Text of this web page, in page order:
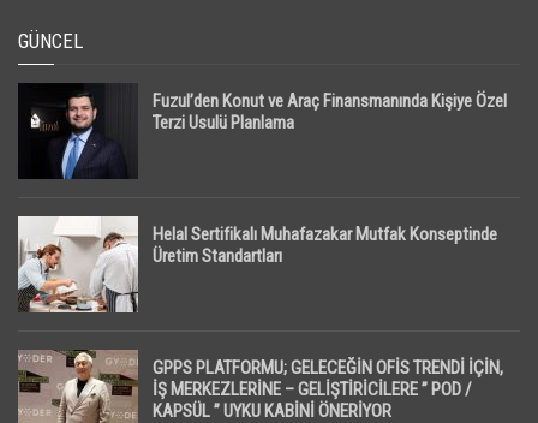
GÜNCEL
Fuzul’den Konut ve Araç Finansmanında Kişiye Özel
Terzi Usulü Planlama
Helal Sertifikalı Muhafazakar Mutfak Konseptinde
Üretim Standartları
GPPS PLATFORMU; GELECEĞİN OFİS TRENDİ İÇİN,
İŞ MERKEZLERİNE – GELİŞTİRİCİLERE ” POD /
KAPSÜL ” UYKU KABİNİ ÖNERİYOR